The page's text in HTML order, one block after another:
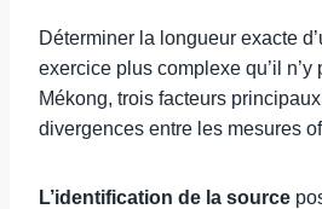
Déterminer la longueur exacte
exercice plus complexe qu’il n’y
Mékong, trois facteurs
divergences entre les mesures
L’identification de la source